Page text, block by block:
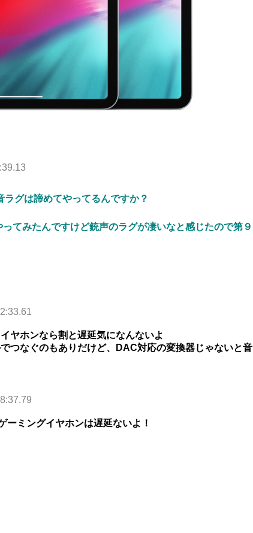
グは諦めてやってるんですか？
てみたんですけど銃声のラグが凄いなと感じたので第９
ヤホンなら割と遅延気になんないよ
つなぐのもありだけど、DAC対応の変換器じゃないと音
ーミングイヤホンは遅延ないよ！